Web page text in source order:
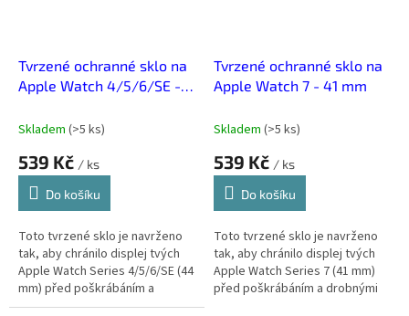
Tvrzené ochranné sklo na
Apple Watch 4/5/6/SE -
Skladem (>5 ks)
539 Kč / ks
Do košíku
Toto tvrzené sklo je navrženo
tak, aby chránilo displej tvých
Apple Watch Series 4/5/6/SE (44
mm) před poškrábáním a
drobnými nárazy. Díky vysoké
Tvrzené ochranné sklo na
Apple Watch 7 - 41 mm
Skladem (>5 ks)
539 Kč / ks
Do košíku
Toto tvrzené sklo je navrženo
tak, aby chránilo displej tvých
Apple Watch Series 7 (41 mm)
před poškrábáním a drobnými